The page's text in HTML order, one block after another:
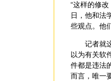
“这样的修
日，他和法
些观点。他
记者就这
以为有关软
件都是违法
而言，唯一